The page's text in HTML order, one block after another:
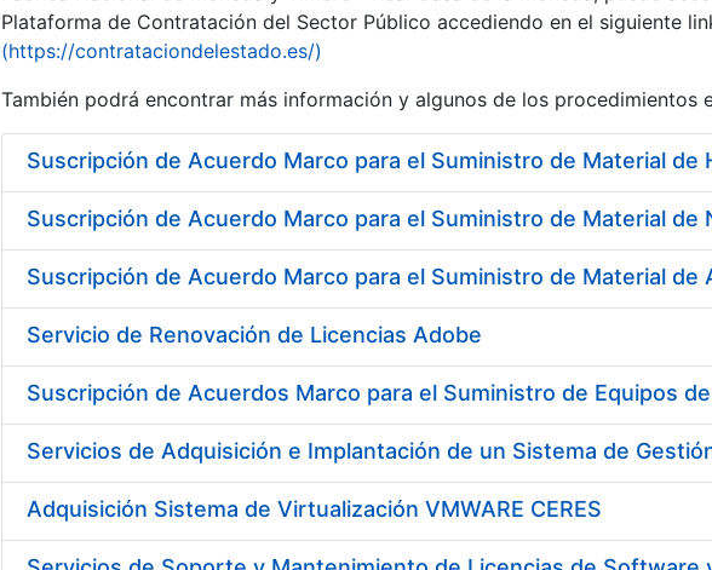
Mostra/Amaga
Mostra/Amaga
Mostra/Amaga
Plataforma de Contratación del Sector Público accediendo en el siguiente
(https://contrataciondelestado.es/)
También podrá encontrar más información y algunos de los procedimientos
Servicio de Renovación de Licencias Adobe
Suscripción de Acuerdos Marco para el Suministro de Equipos
Adquisición Sistema de Virtualización VMWARE CERES